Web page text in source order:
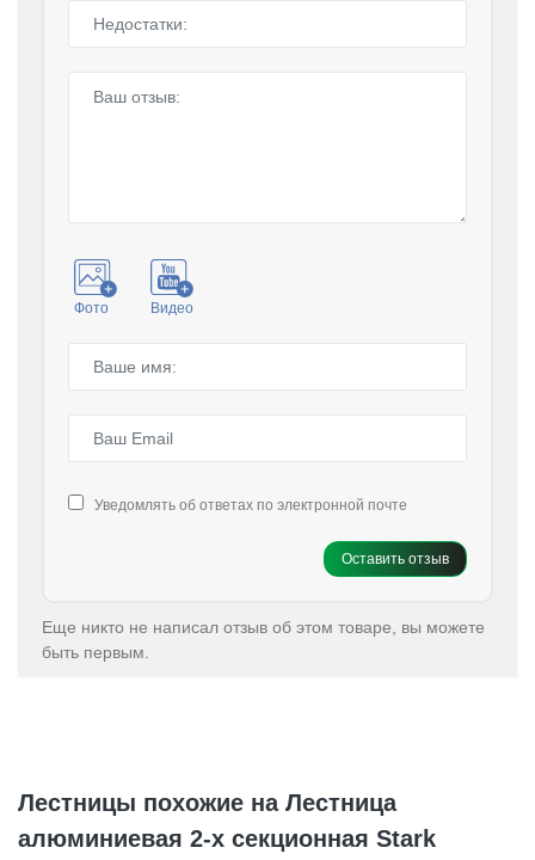
Фото Видео
Уведомлять об ответах по электронной почте
Оставить отзыв
Еще никто не написал отзыв об этом товаре, вы можете
быть первым.
Лестницы похожие на Лестница
алюминиевая 2-х секционная Stark